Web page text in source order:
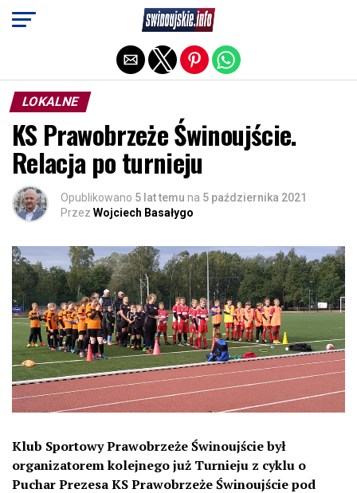
LOKALNE
KS Prawobrzeże Świnoujście.
Relacja po turnieju
Opublikowano 5 lat temu na 5 października 2021
Przez Wojciech Basałygo
Klub Sportowy Prawobrzeże Świnoujście był
organizatorem kolejnego już Turnieju z cyklu o
Puchar Prezesa KS Prawobrzeże Świnoujście pod
Exit mobile version